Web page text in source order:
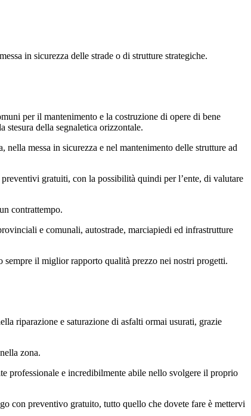
in sicurezza delle strade o di strutture strategiche.
per il mantenimento e la costruzione di opere di bene
stesura della segnaletica orizzontale.
messa in sicurezza e nel mantenimento delle strutture ad
gratuiti, con la possibilità quindi per l’ente, di valutare
contrattempo.
e comunali, autostrade, marciapiedi ed infrastrutture
il miglior rapporto qualità prezzo nei nostri progetti.
riparazione e saturazione di asfalti ormai usurati, grazie
zona.
professionale e incredibilmente abile nello svolgere il proprio
con preventivo gratuito, tutto quello che dovete fare è mettervi